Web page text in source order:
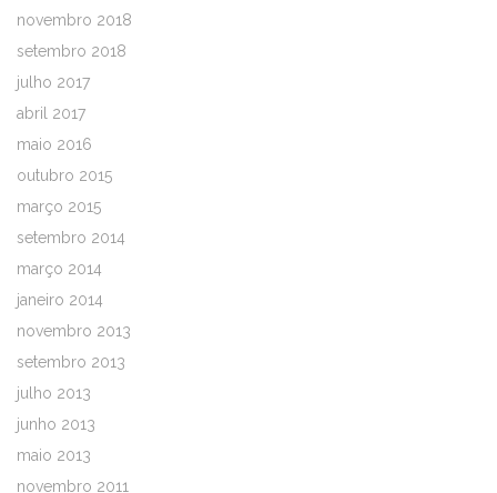
novembro 2018
setembro 2018
julho 2017
abril 2017
maio 2016
outubro 2015
março 2015
setembro 2014
março 2014
janeiro 2014
novembro 2013
setembro 2013
julho 2013
junho 2013
maio 2013
novembro 2011